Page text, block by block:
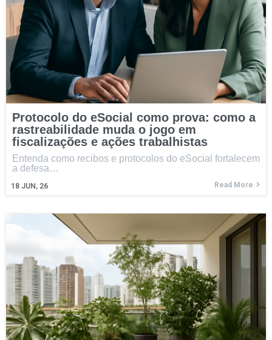
Protocolo do eSocial como prova: como a
rastreabilidade muda o jogo em
fiscalizações e ações trabalhistas
18 JUN, 26
Entenda como recibos e protocolos do eSocial fortalecem
a defesa…
Read More